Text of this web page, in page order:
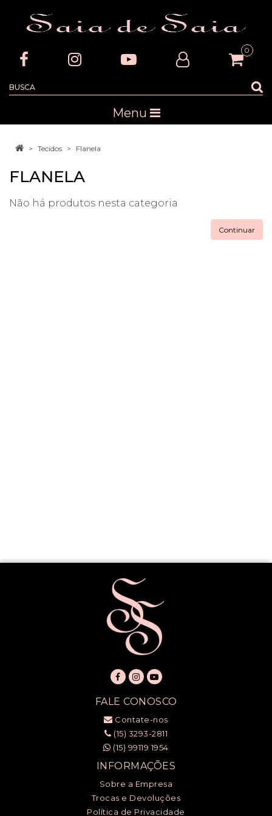
0
Menu
Tecidos Flanela
FLANELA
Não há produtos nesta categoria
Continuar
FALE CONOSCO
Contate-nos
(15) 3293-2811
(15) 99119 1954
INFORMAÇÕES
Sobre a Empresa
Trocas e Devoluções
Política de Privacidade